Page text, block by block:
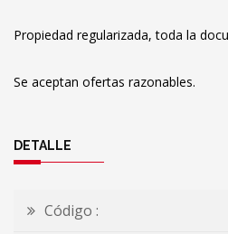
Propiedad regularizada, toda la
Se aceptan ofertas razonables.
DETALLE
Código :